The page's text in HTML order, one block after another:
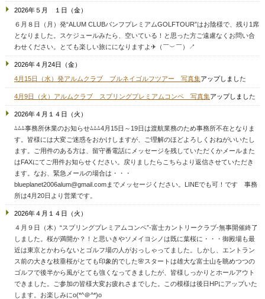
2026年５月 １日（金）
６月８日（月）発“ALUM CLUBバンフプレミアムGOLFTOUR”はお陰様で、残り1席
となりました。スケジュールみたら、空いている！と思った方ご遠慮なくお問い合
わせください。とても楽しい旅にになりますよ✈（￣︶￣）↗
2026年４月24日（金）
4月15日（水）発アルムクラブ ブルネイゴルフツアー 写真集アップしました
4月9日（火）アルムクラブ スプリングプレミアムコンペ 写真集アップしました
2026年４月１４日（火）
⁂⁂⁂事務所休業のお知らせ⁂⁂⁂4月15日～19日は渡航業務のため事務所不在となりま
す。皆様には大変ご迷惑をおかけしますが、ご理解のほどよろしくおねがいいたし
ます。ご用件のある方は、留守番電話にメッセージを残していただくかメールまた
はFAXにてご用件お知らせください。戻りましたらこちらより返信させていただき
ます。なお、緊急メールの場合は・・・
blueplanet2006alum@gmail.comまでメッセージください。 LINEでも可！です 事務
所は4月20日より営業です。
2026年４月１４日（火）
４月９日（木）“スプリングプレミアムコンペ”-富士カントリークラブ-無事開催終了
しました。桜が満開か？！と思いきやソメイヨシノは既に葉桜に・・・御殿場も最
近は東京とかわらないとゴルフ場の人がおっしゃってました。しかし、エントラン
ス前の大きな枝垂桜がとても印象的でした🌸スタートは雄大な富士山を眺めつつの
ゴルフで後半から風がとても強くなってきましたが、皆様しっかりとホールアウト
できました。ご参加の皆様大変お疲れさまでした。この模様は後日HPにアップいた
します。お楽しみにo(*^＠^*)o